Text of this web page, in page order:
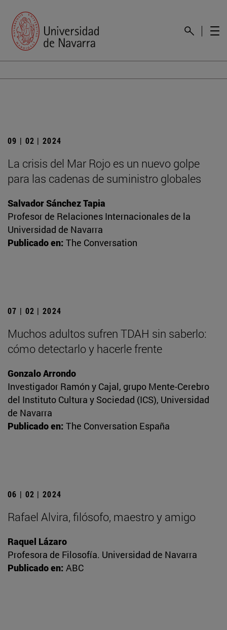
09 | 02 | 2024
La crisis del Mar Rojo es un nuevo golpe
para las cadenas de suministro globales
Salvador Sánchez Tapia
Profesor de Relaciones Internacionales de la
Universidad de Navarra
Publicado en: The Conversation
07 | 02 | 2024
Muchos adultos sufren TDAH sin saberlo:
cómo detectarlo y hacerle frente
Gonzalo Arrondo
Investigador Ramón y Cajal, grupo Mente-Cerebro
del Instituto Cultura y Sociedad (ICS), Universidad
de Navarra
Publicado en: The Conversation España
06 | 02 | 2024
Rafael Alvira, filósofo, maestro y amigo
Raquel Lázaro
Profesora de Filosofía. Universidad de Navarra
Publicado en: ABC